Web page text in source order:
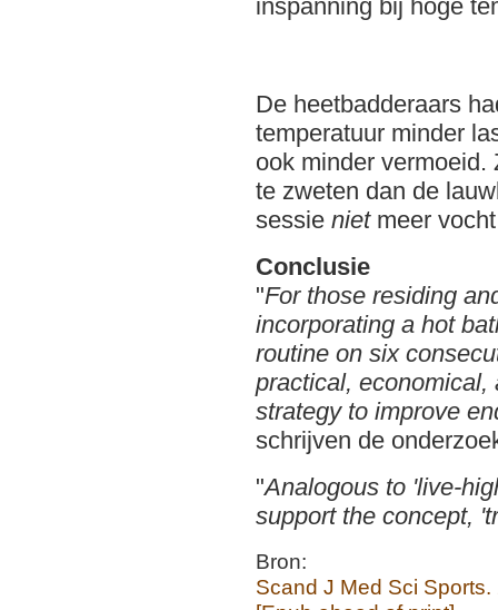
De heetbadderaars
temperatuur minder
ook minder vermoeid.
te zweten dan de
sessie nietmeer
Conclusie
"For those residing
incorporating a hot
routine on six
practical,
strategy to improve
schrijven de
"Analogous to 'live-
support the concept,
Bron:
Scand J Med Sci